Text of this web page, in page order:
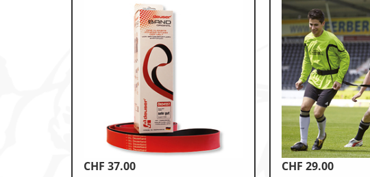
Fussball-, Handballtore
Hockey, Base-, Tchouk-, Funball
Klettern
Leichtathletik
Objekteinrichtungen
CHF 37.00 CHF 29.00